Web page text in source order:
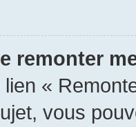
remonter
«
vous